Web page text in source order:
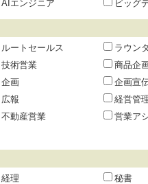
AIエンジニア ビッグ
ルートセールス
ラウン
技術営業
商品企
企画
企画宣
広報
経営管
不動産営業
営業ア
経理
秘書